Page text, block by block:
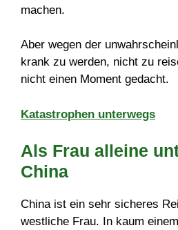
machen.
Aber wegen der
krank zu werden, nicht zu
nicht einen Moment gedacht.
Katastrophen unterwegs
Als Frau alleine
China
China ist ein sehr sicheres
westliche Frau. In kaum